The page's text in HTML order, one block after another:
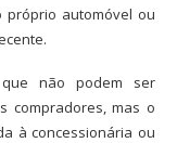
automóvel ou
não podem ser
compradores, mas o
à concessionária ou